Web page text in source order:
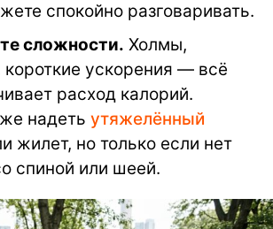
спокойно разговаривать.
сложности. Холмы,
ускорения — всё
расход калорий.
надеть утяжелённый
жилет, но только если нет
спиной или шеей.